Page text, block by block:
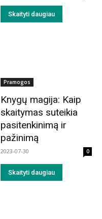
Skaityti daugiau
Pramogos
Knygų magija: Kaip
skaitymas suteikia
pasitenkinimą ir
pažinimą
2023-07-30 0
Skaityti daugiau